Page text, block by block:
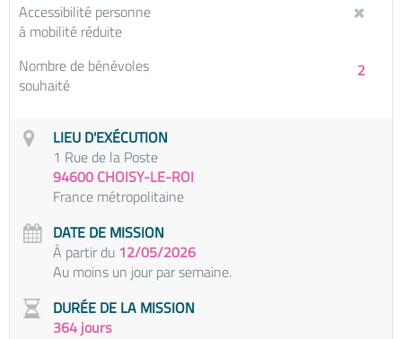
Accessibilité personne
à mobilité réduite
2
Nombre de bénévoles
souhaité
LIEU D'EXÉCUTION
1 Rue de la Poste
94600 CHOISY-LE-ROI
France métropolitaine
DATE DE MISSION
À partir du 12/05/2026
Au moins un jour par semaine.
DURÉE DE LA MISSION
364 jours